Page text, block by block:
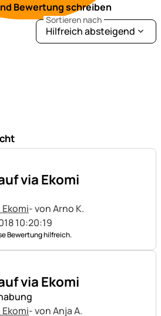
Bewertung schreiben
Sortieren nach
Hilfreich absteigend
via Ekomi
- von Arno K.
10:20:19
Bewertung hilfreich.
via Ekomi
- von Anja A.